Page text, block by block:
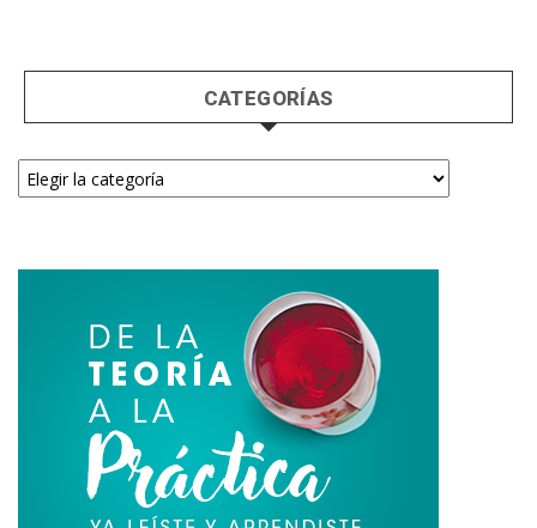
CATEGORÍAS